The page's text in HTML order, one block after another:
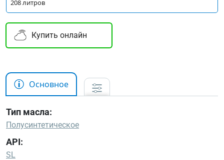
208 литров
Купить онлайн
Основное
Тип масла:
Полусинтетическое
API:
SL